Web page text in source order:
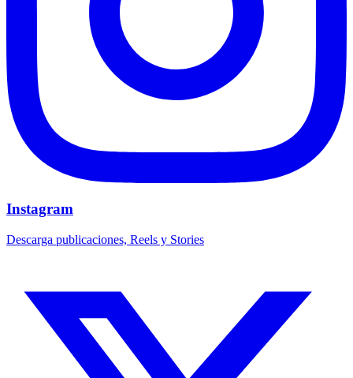
Instagram
Descarga publicaciones, Reels y Stories